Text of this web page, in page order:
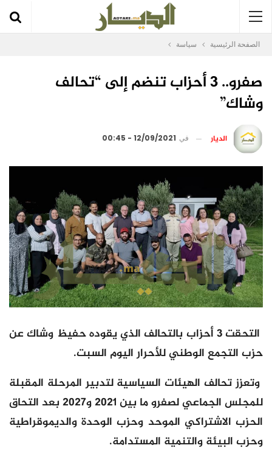
الصفحة الرئيسية سياسة
صفرو.. 3 أحزاب تنضم إلى “تحالف
وشاك”
الديار في 12/09/2021 - 00:45
التحقت 3 أحزاب بالتحالف الذي يقوده حفيظ وشاك عن
حزب التجمع الوطني للأحرار اليوم السبت.
وتعزز تحالف الهيئات السياسية لتدبير المرحلة المقبلة
للمجلس الجماعي لصفرو ما بين 2021 و2027 بعد التحاق
الحزب الاشتراكي الموحد وحزب الوحدة والديموقراطية
وحزب البيئة والتنمية المستدامة.